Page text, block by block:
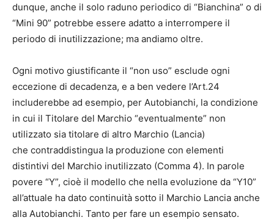
dunque, anche il solo raduno periodico di “Bianchina” o di
“Mini 90” potrebbe essere adatto a interrompere il
periodo di inutilizzazione; ma andiamo oltre.
Ogni motivo giustificante il “non uso” esclude ogni
eccezione di decadenza, e a ben vedere l’Art.24
includerebbe ad esempio, per Autobianchi, la condizione
in cui il Titolare del Marchio “eventualmente” non
utilizzato sia titolare di altro Marchio (Lancia)
che contraddistingua la produzione con elementi
distintivi del Marchio inutilizzato (Comma 4). In parole
povere “Y”, cioè il modello che nella evoluzione da “Y10”
all’attuale ha dato continuità sotto il Marchio Lancia anche
alla Autobianchi. Tanto per fare un esempio sensato.